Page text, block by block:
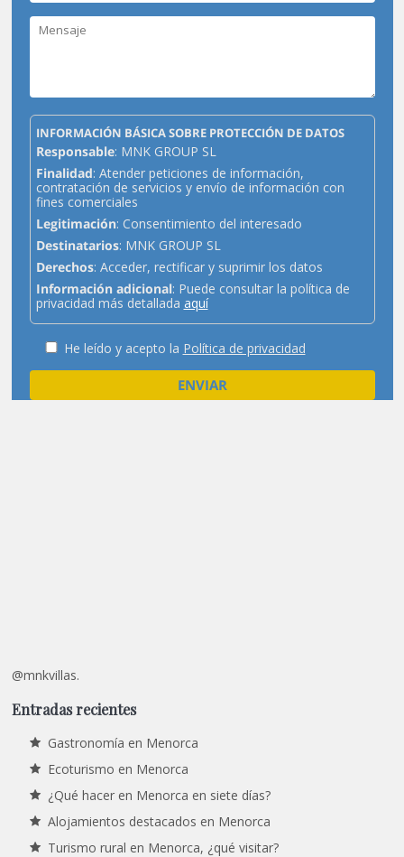
INFORMACIÓN BÁSICA SOBRE PROTECCIÓN DE DATOS
Responsable: MNK GROUP SL
Finalidad: Atender peticiones de información,
contratación de servicios y envío de información con
fines comerciales
Legitimación: Consentimiento del interesado
Destinatarios: MNK GROUP SL
Derechos: Acceder, rectificar y suprimir los datos
Información adicional: Puede consultar la política de
privacidad más detallada aquí
He leído y acepto la Política de privacidad
@mnkvillas.
Entradas recientes
Gastronomía en Menorca
Ecoturismo en Menorca
¿Qué hacer en Menorca en siete días?
Alojamientos destacados en Menorca
Turismo rural en Menorca, ¿qué visitar?